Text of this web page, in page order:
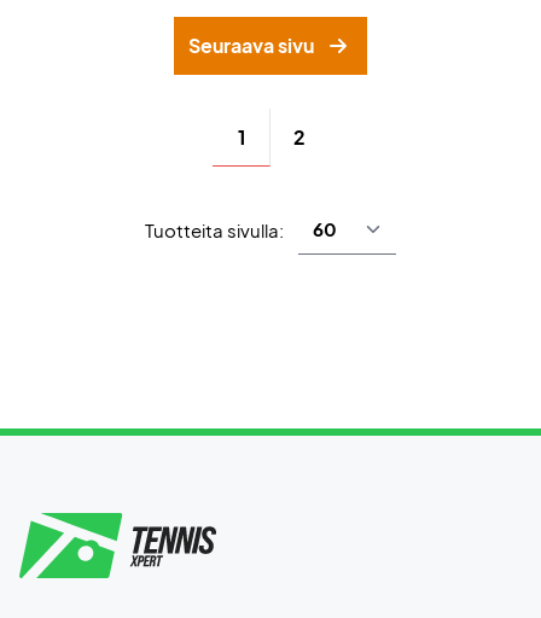
Seuraava sivu
1 2
Tuotteita sivulla: